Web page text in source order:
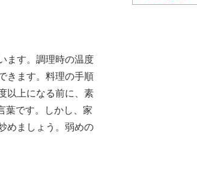
ます。調理時の温度
きます。料理の手順
以上になる前に、素
葉です。しかし、家
めましょう。弱めの